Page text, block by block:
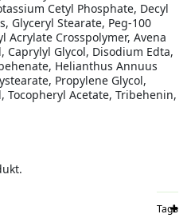
Cetyl Phosphate, Decyl
Glyceryl Stearate, Peg-100
Acrylate Crosspolymer, Avena
Caprylyl Glycol, Disodium Edta,
Helianthus Annuus
Propylene Glycol,
Tocopheryl Acetate, Tribehenin,
Tags